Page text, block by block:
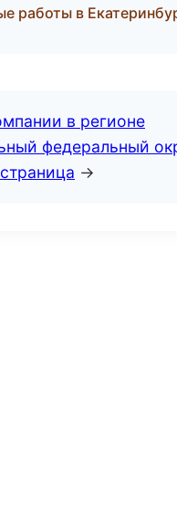
работы в
в регионе
федеральный
→